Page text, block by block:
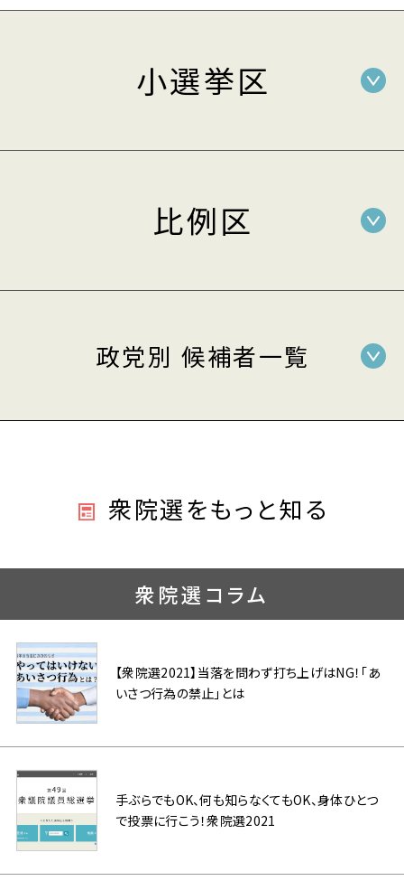
小選挙区
比例区
政党別 候補者一覧
衆院選をもっと知る
衆院選コラム
【衆院選2021】当落を問わず打ち上げはNG！「あ
いさつ行為の禁止」とは
手ぶらでもOK、何も知らなくてもOK、身体ひとつ
で投票に行こう！衆院選2021